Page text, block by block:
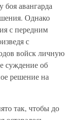
авангарда
Однако
с передним
с
войск личную
суждение об
решение на
так, чтобы до